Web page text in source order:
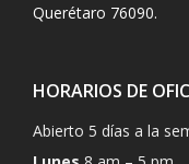
Querétaro 76090.
HORARIOS DE
Abierto 5 días a la